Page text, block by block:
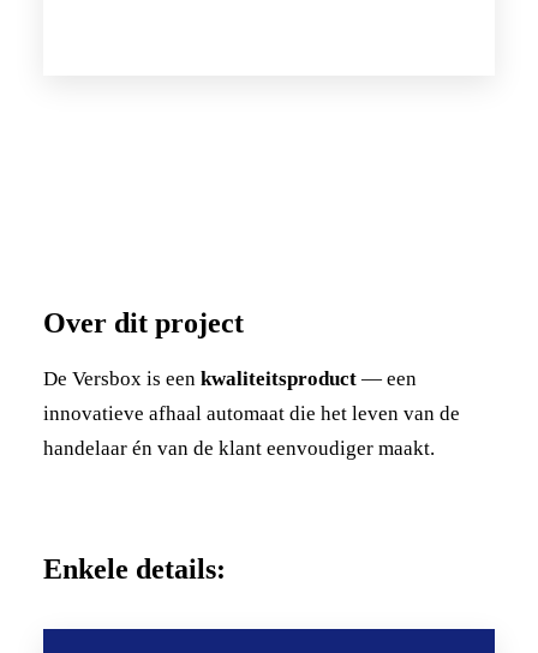
Over dit project
De Versbox is een kwaliteitsproduct — een
innovatieve afhaal automaat die het leven van de
handelaar én van de klant eenvoudiger maakt.
Enkele details: